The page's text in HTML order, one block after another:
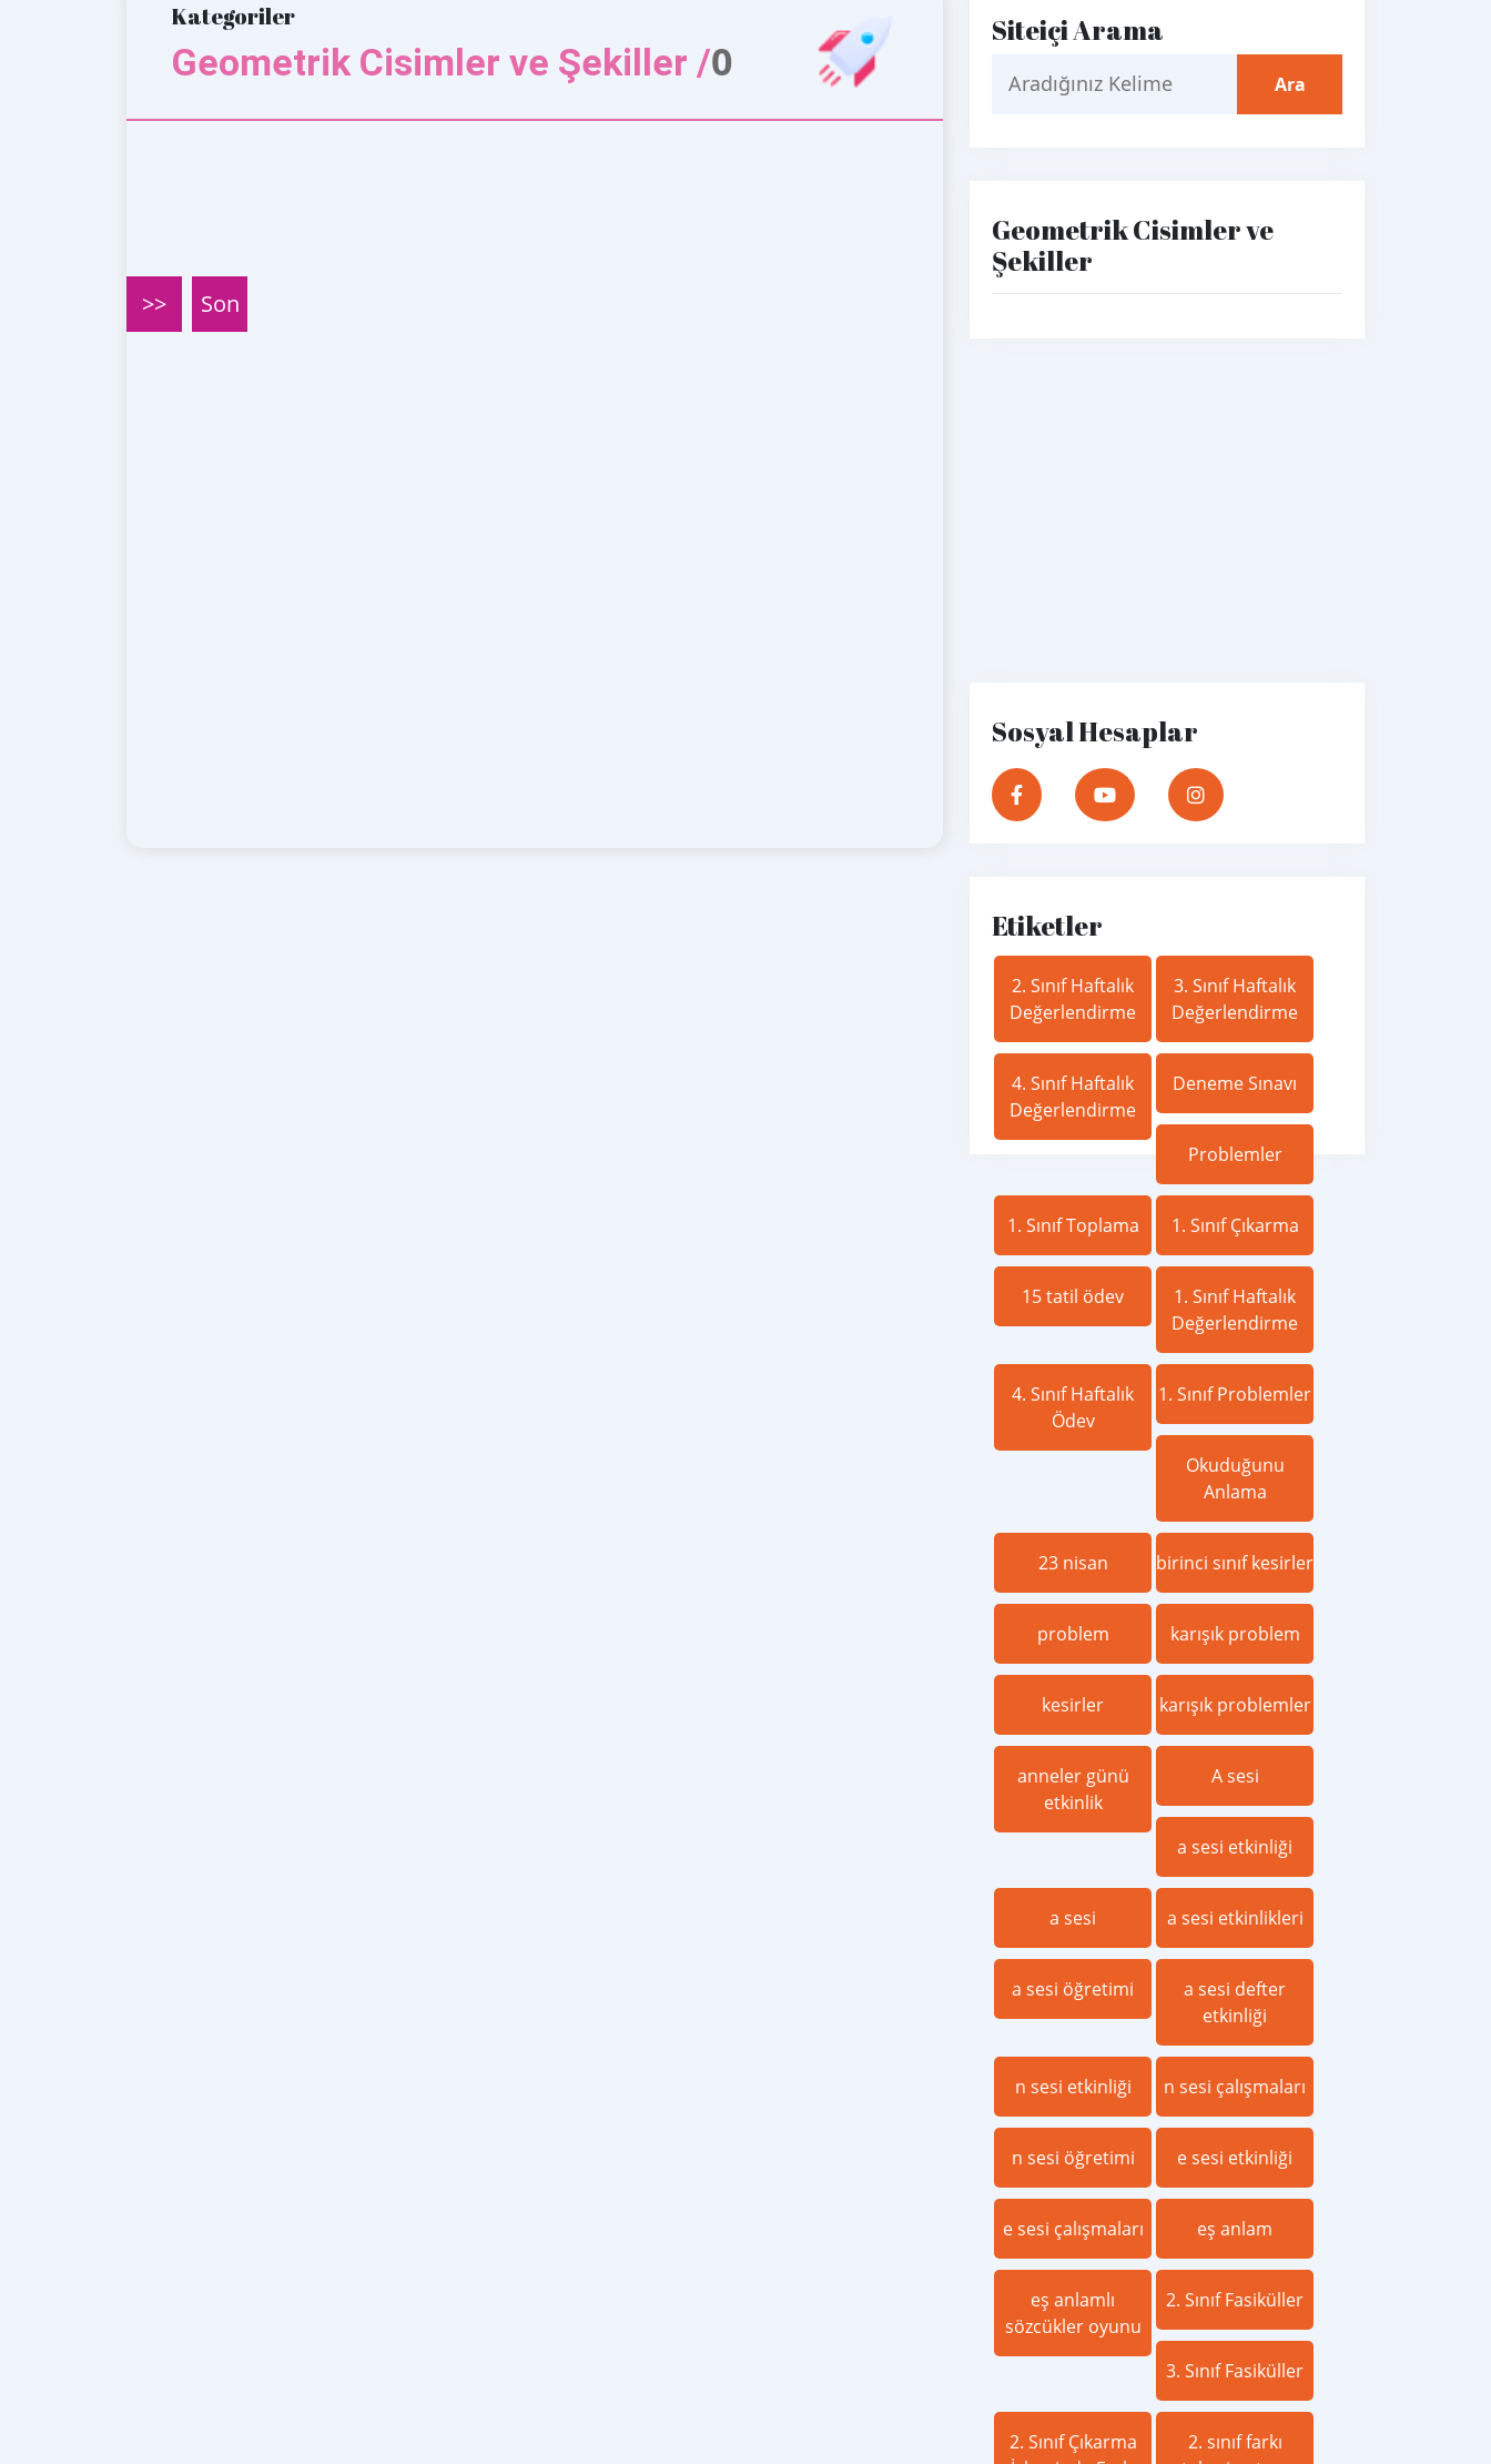
Kategoriler
Geometrik Cisimler ve Şekiller /0
>> Son
Siteiçi Arama
Geometrik Cisimler ve
Şekiller
Sosyal Hesaplar
Etiketler
2. Sınıf Haftalık
Değerlendirme
3. Sınıf Haftalık
Değerlendirme
4. Sınıf Haftalık
Değerlendirme
Deneme Sınavı
Problemler
1. Sınıf Toplama 1. Sınıf Çıkarma
15 tatil ödev
1. Sınıf Haftalık
Değerlendirme
4. Sınıf Haftalık
Ödev
1. Sınıf Problemler
Okuduğunu
Anlama
23 nisan birinci sınıf kesirler
problem karışık problem
kesirler karışık problemler
anneler günü
etkinlik
A sesi
a sesi etkinliği
a sesi a sesi etkinlikleri
a sesi öğretimi
a sesi defter
etkinliği
n sesi etkinliği n sesi çalışmaları
n sesi öğretimi e sesi etkinliği
e sesi çalışmaları eş anlam
eş anlamlı
sözcükler oyunu
2. Sınıf Fasiküller
3. Sınıf Fasiküller
2. Sınıf Çıkarma
2. sınıf farkı